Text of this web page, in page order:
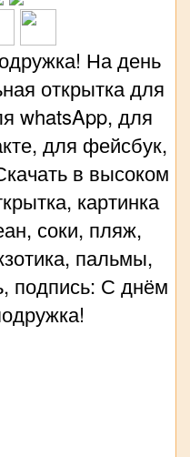
На день
открытка для
whatsApp, для
для фейсбук,
в высоком
картинка
соки, пляж,
пальмы,
подпись: С днём